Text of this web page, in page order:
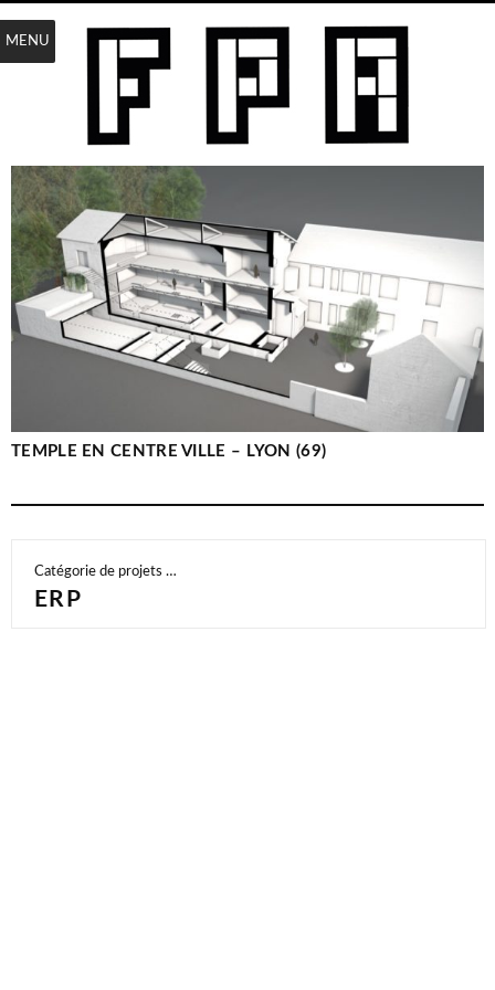
TEMPLE EN CENTRE VILLE – LYON (69)
Catégorie de projets …
ERP
MENU